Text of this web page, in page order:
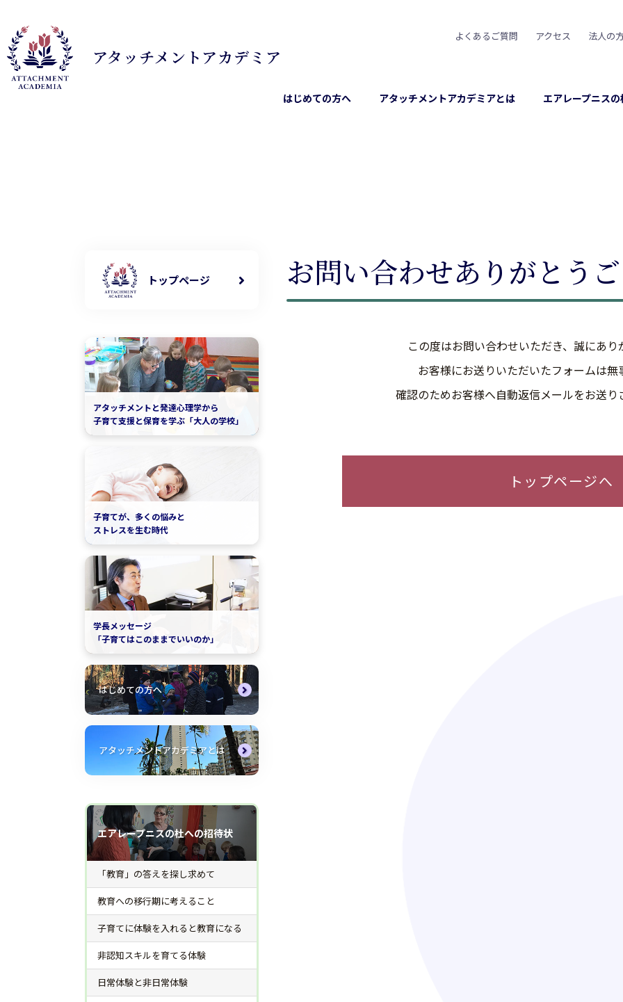
アタッチメント アカデミア
はじめての方へ アタッチメントアカデミアとは エアレープニス
よくあるご質問 アクセス 法人の
お問い合わせありがとう
この度はお問い合わせいただき、 誠にあり
お客様にお送りいただいたフォームは無
確認のためお客様へ自動返信メールをお送り
トップページへ
トップページ
アタッチメントと発達心理学から
子育て支援と保育を学ぶ「大人の学校」
子育てが、多くの悩みと
ストレスを生む時代
学長メッセージ
「子育てはこのままでいいのか」
はじめての方へ
アタッチメントアカデミアとは
エアレープニスの杜への招待状
「教育」の答えを探し求めて
教育への移行期に考えること
子育てに体験を入れると教育になる
非認知スキルを育てる体験
日常体験と非日常体験